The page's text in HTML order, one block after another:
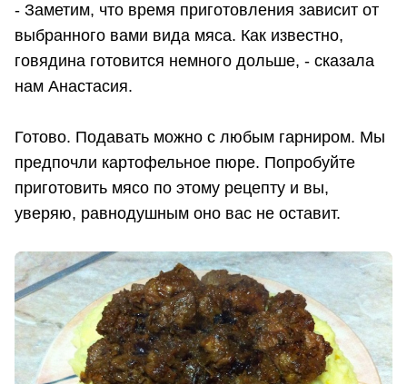
- Заметим, что время приготовления зависит от
выбранного вами вида мяса. Как известно,
говядина готовится немного дольше, - сказала
нам Анастасия.
Готово. Подавать можно с любым гарниром. Мы
предпочли картофельное пюре. Попробуйте
приготовить мясо по этому рецепту и вы,
уверяю, равнодушным оно вас не оставит.